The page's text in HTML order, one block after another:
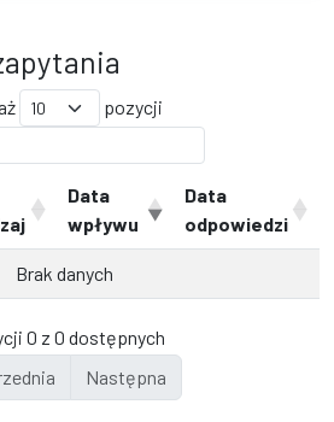
pozycji
Data
wpływu
Data
odpowiedzi
Brak danych
0 z 0 dostępnych
Następna